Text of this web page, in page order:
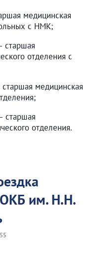
медицинская
с НМК;
старшая
отделения с
старшая медицинская
старшая
отделения.
им. Н.Н.